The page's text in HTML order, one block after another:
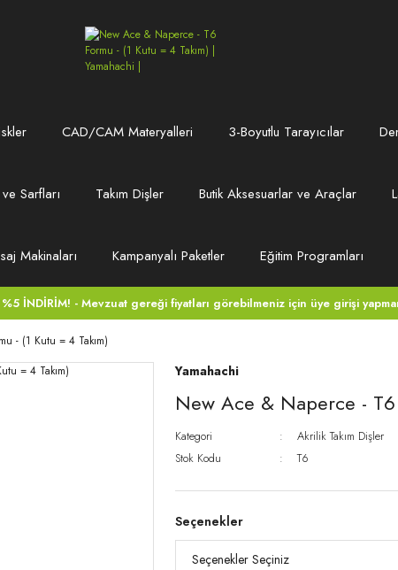
CAD/CAM Materyalleri 3-Boyutlu Tarayıcılar
Sarfları Takım Dişler Butik Aksesuarlar ve Araçlar
Makinaları Kampanyalı Paketler Eğitim Programları
%5 İNDİRİM! - Mevzuat gereği fiyatları görebilmeniz için üye girişi
- (1 Kutu = 4 Takım)
Yamahachi
New Ace & Naperce - T6
Kategori
Akrilik Takım Dişler
Stok Kodu
T6
Seçenekler